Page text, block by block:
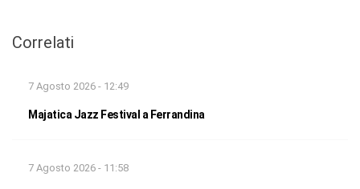
Correlati
7 Agosto 2026 - 12:49
Majatica Jazz Festival a Ferrandina
7 Agosto 2026 - 11:58